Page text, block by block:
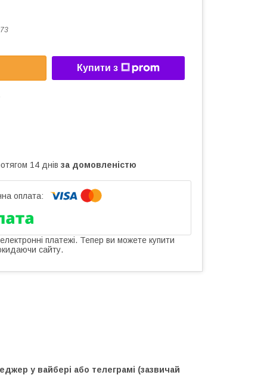
Купити з
14 днів за домовленістю
платежі. Тепер ви можете купити
сайту.
у вайбері або телеграмі (зазвичай